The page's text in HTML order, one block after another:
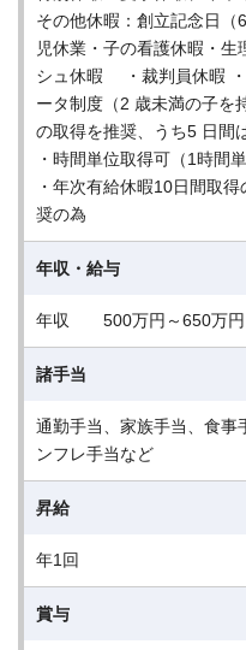
その他休暇：創立記念日
児休業・子の看護休暇・
シュ休暇 ・裁判員休暇
ータ制度（2 歳未満の子を
の取得を推奨、うち5 日間
・時間単位取得可（1時間
・年次有給休暇10日間取
奨の為
年収・給与
年収 500万円～650万
諸手当
通勤手当、家族手当、食事
ンフレ手当など
昇給
年1回
賞与